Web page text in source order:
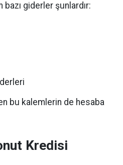
bazı giderler şunlardır:
bu kalemlerin de hesaba
Kredisi